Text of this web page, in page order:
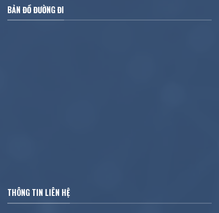
BẢN ĐỒ ĐƯỜNG ĐI
THÔNG TIN LIÊN HỆ